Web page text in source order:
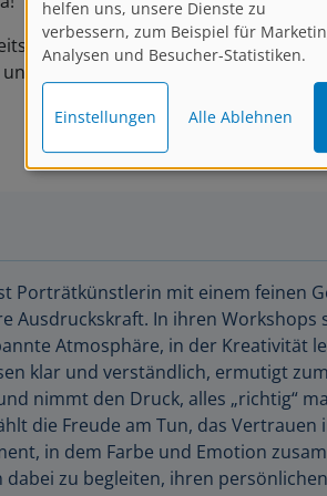
Ihr werdet vor Start der
Euer Licht zu überprüfen!
Porträtkünstlerin mit einem feinen
Ausdruckskraft. In ihren Workshops
Atmosphäre, in der Kreativität
klar und verständlich, ermutigt zum
nimmt den Druck, alles „richtig“
die Freude am Tun, das Vertrauen
in dem Farbe und Emotion
dabei zu begleiten, ihren
Analysen und Besucher-Statistiken.
Einstellungen